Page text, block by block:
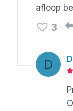
afloop
3
D